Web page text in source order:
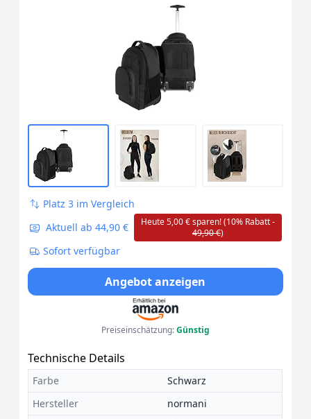
ziehen mit Laptopfach für Schule, Uni,
Reisen, Ausflüge oder Einkaufen
Schwarz 30 Liter
Platz 3 im Vergleich
Aktuell ab 44,90 €
Heute 5,00 € sparen! (10% Rabatt -
49,90 €)
Sofort verfügbar
Angebot anzeigen
Preiseinschätzung:Günstig
Technische Details
Farbe
Schwarz
Hersteller
normani